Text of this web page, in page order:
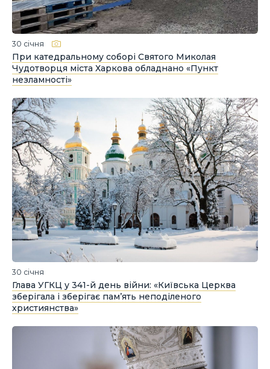
30 січня
При катедральному соборі Святого Миколая
Чудотворця міста Харкова обладнано «Пункт
незламності»
30 січня
Глава УГКЦ у 341-й день війни: «Київська Церква
зберігала і зберігає пам’ять неподіленого
християнства»